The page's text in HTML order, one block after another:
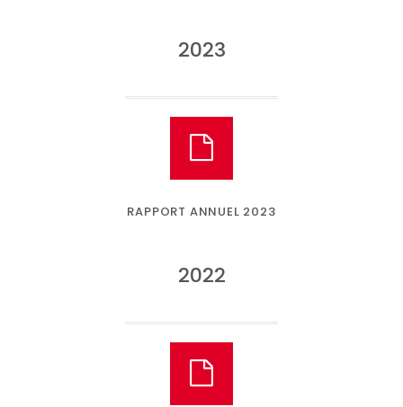
2023
RAPPORT ANNUEL 2023
2022